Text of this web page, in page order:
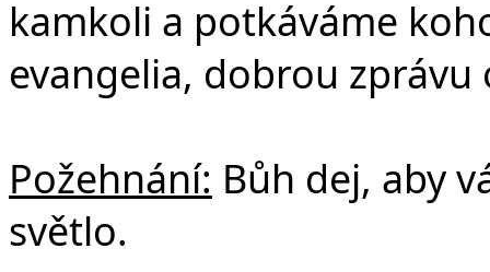
kamkoli a potkáváme
evangelia, dobrou zprávu
Požehnání: Bůh dej, aby
světlo.